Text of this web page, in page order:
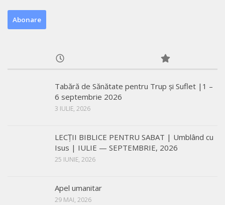
Tabără de Sănătate pentru Trup și Suflet |1 –
6 septembrie 2026
3 IULIE, 2026
LECŢII BIBLICE PENTRU SABAT | Umblând cu
Isus | IULIE — SEPTEMBRIE, 2026
25 IUNIE, 2026
Apel umanitar
29 MAI, 2026